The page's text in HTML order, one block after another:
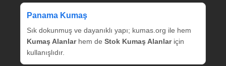
Panama Kumaş
Sık dokunmuş ve dayanıklı yapı; kumas.org ile hem
Kumaş Alanlarhem de Stok Kumaş Alanlariçin
kullanışlıdır.